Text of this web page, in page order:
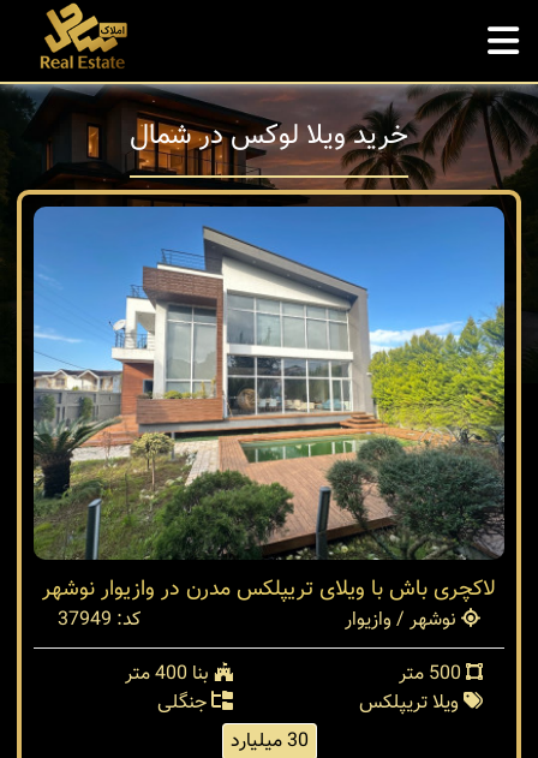
خرید ویلا لوکس در شمال
لاکچری باش با ویلای تریپلکس مدرن در وازیوار نوشهر
نوشهر / وازیوار
کد: 37949
بنا 400 متر
ویلا تریپلکس
جنگلی
30 میلیارد